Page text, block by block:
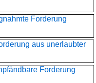
Forderung
aus unerlaubter
Forderung